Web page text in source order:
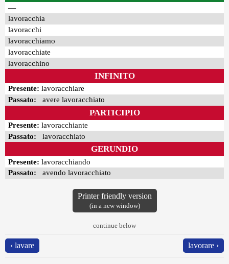
—
lavoracchia
lavoracchi
lavoracchiamo
lavoracchiate
lavoracchino
INFINITO
Presente: lavoracchiare
Passato: avere lavoracchiato
PARTICIPIO
Presente: lavoracchiante
Passato: lavoracchiato
GERUNDIO
Presente: lavoracchiando
Passato: avendo lavoracchiato
Printer friendly version
(in a new window)
continue below
‹ lavare lavorare ›